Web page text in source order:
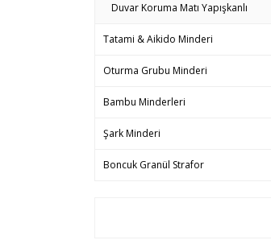
Duvar Koruma Matı Yapışkanlı
Tatami & Aikido Minderi
Oturma Grubu Minderi
Bambu Minderleri
Şark Minderi
Boncuk Granül Strafor